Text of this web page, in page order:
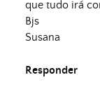
que tudo irá
Bjs
Susana
Responder